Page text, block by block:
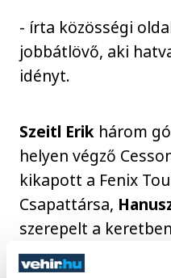
- írta közösségi
jobbátlövő, aki
idényt.
Szeitl Erik három
helyen végző
kikapott a Fenix
Csapattársa,
szerepelt a
igazolóSzűcs